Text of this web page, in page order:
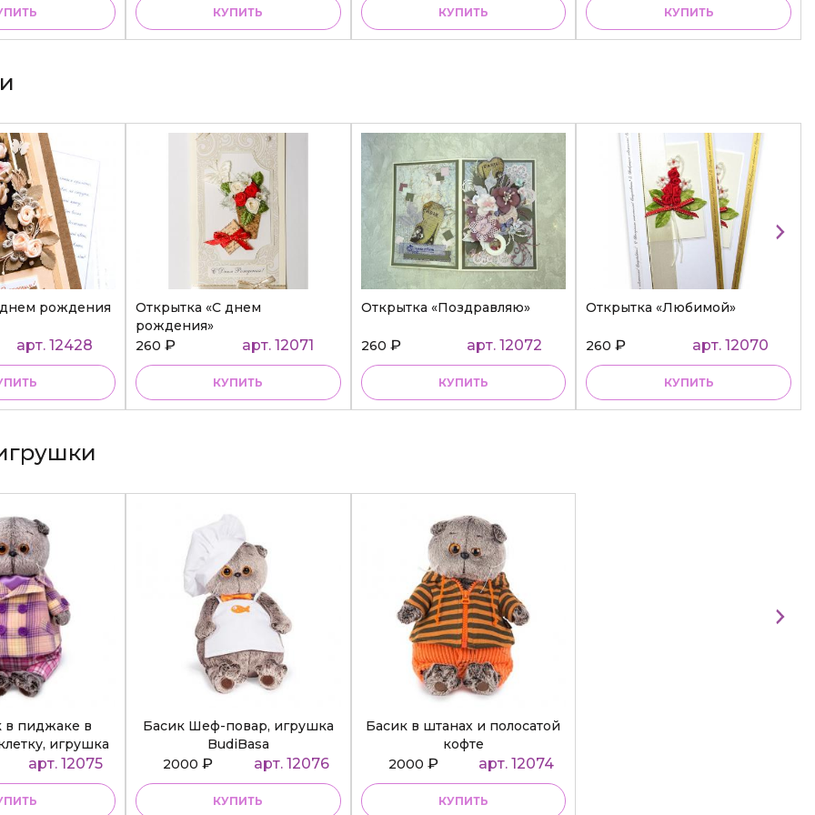
КУПИТЬ КУПИТЬ КУПИТЬ
рождения
арт. 12428
Открытка «С днем
рождения»
260 ₽ арт. 12071
КУПИТЬ
Открытка «Поздравляю»
260 ₽ арт. 12072
КУПИТЬ
Открытка «Любимой»
260₽ арт. 12070
КУПИТЬ
в пиджаке в
игрушка
арт. 12075
Басик Шеф-повар, игрушка
BudiBasa
2000₽ арт. 12076
КУПИТЬ
Басик в штанах и полосатой
кофте
2000 ₽ арт. 12074
КУПИТЬ